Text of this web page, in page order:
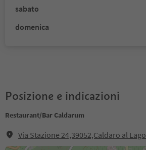
sabato
domenica
Posizione e indicazioni
Restaurant/Bar Caldarum
Via Stazione 24,39052,Caldaro al Lago